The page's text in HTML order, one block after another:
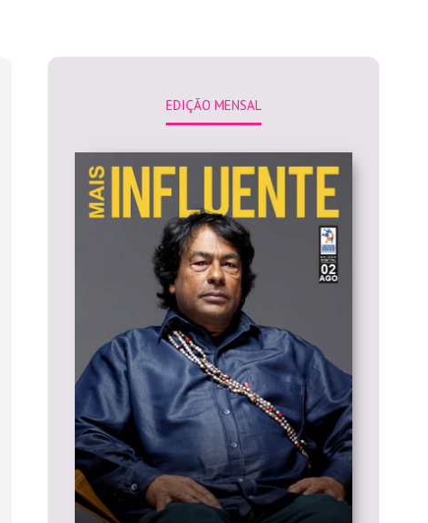
EDIÇÃO MENSAL